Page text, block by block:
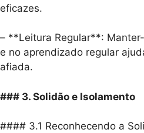
eficazes.
– **Leitura Regular**:
e no aprendizado regular
afiada.
### 3. Solidão e Isolamento
#### 3.1 Reconhecendo a